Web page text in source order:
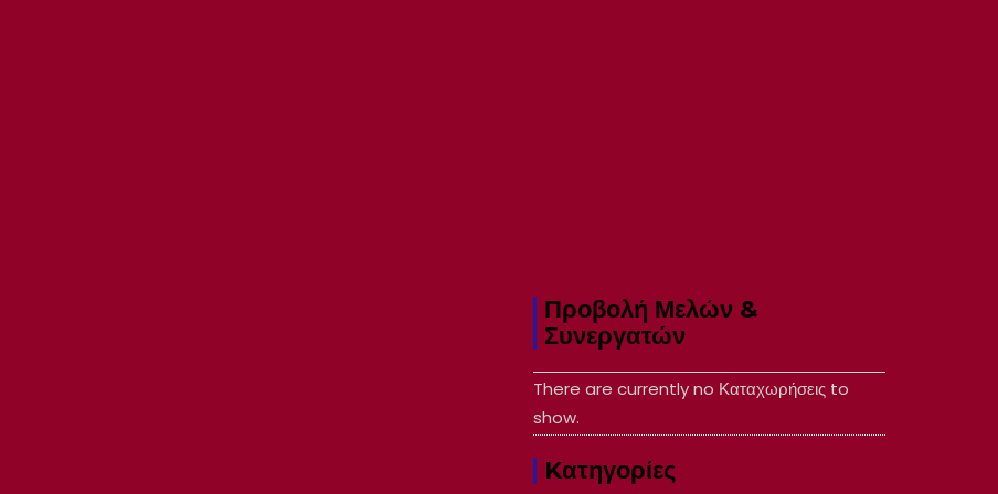
Προβολή Μελών &
Συνεργατών
There are currently no Καταχωρήσεις to
show.
Kατηγορίες